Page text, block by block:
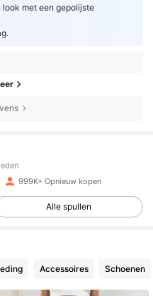
look met een gepolijste
999K+ Opnieuw kopen
Alle spullen
Accessoires Schoenen